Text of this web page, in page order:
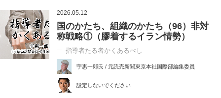
2026.05.12
国のかたち、組織のかたち（96）非対
称戦略①（膠着するイラン情勢）
指導者たる者かくあるべし
宇惠一郎氏 / 元読売新聞東京本社国際部編集委員
設定しないでください